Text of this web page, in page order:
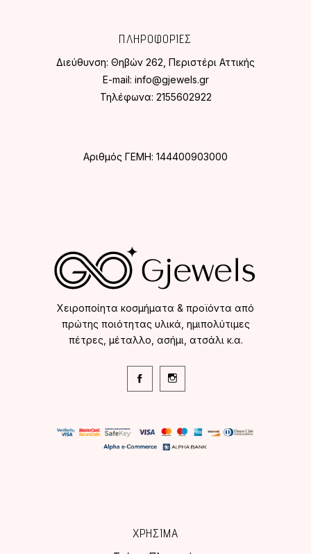
ΠΛΗΡΟΦΟΡΙΕΣ
Διεύθυνση: Θηβών 262, Περιστέρι Αττικής
E-mail: info@gjewels.gr
Τηλέφωνα: 2155602922
Αριθμός ΓΕΜΗ: 144400903000
Χειροποίητα κοσμήματα & προϊόντα από
πρώτης ποιότητας υλικά, ημιπολύτιμες
πέτρες, μέταλλο, ασήμι, ατσάλι κ.α.
ΧΡΗΣΙΜΑ